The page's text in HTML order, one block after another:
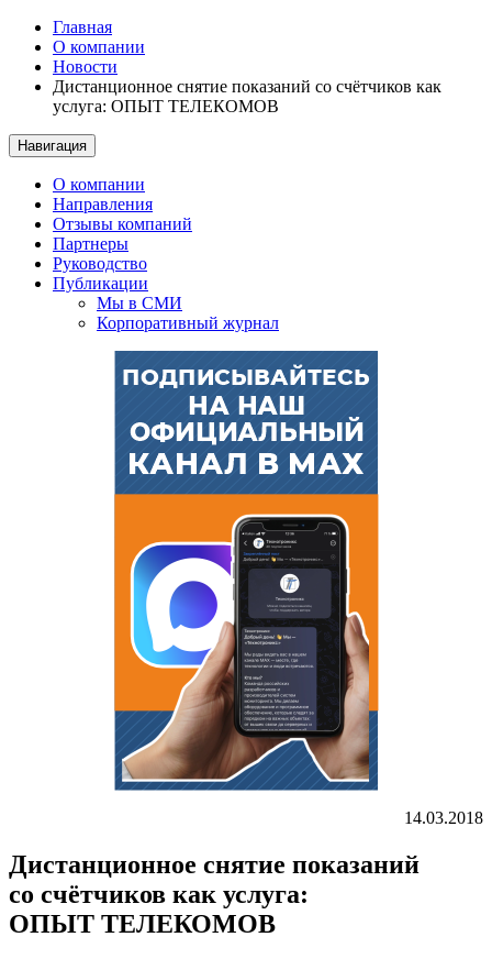
Главная
О компании
Новости
Дистанционное снятие показаний со счётчиков как
услуга: ОПЫТ ТЕЛЕКОМОВ
Навигация
О компании
Направления
Отзывы компаний
Партнеры
Руководство
Публикации
Мы в СМИ
Корпоративный журнал
14.03.2018
Дистанционное снятие показаний
со счётчиков как услуга:
ОПЫТ ТЕЛЕКОМОВ